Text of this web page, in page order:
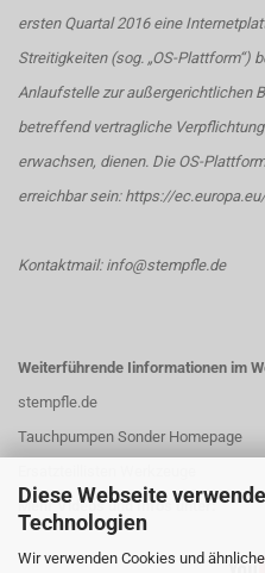
Diese Webseite
Technologien
Wir verwenden Cookies und
ersten Quartal 2016 eine
Streitigkeiten (sog. „OS-Plattform“)
Anlaufstelle zur außergerichtlichen
betreffend vertragliche
erwachsen, dienen. Die OS-
erreichbar sein: https://
Kontaktmail: info@stempfle.de
Weiterführende Iinformationen im
stempfle.de
Tauchpumpen Sonder Homepage
Mehr Videos und Infos unter: